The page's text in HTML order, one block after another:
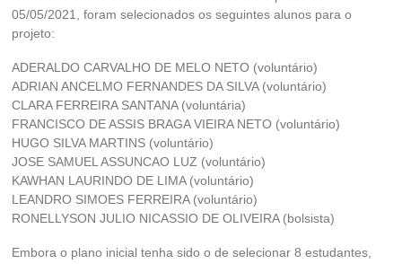
05/05/2021, foram selecionados os seguintes alunos para o
projeto:
ADERALDO CARVALHO DE MELO NETO (voluntário)
ADRIAN ANCELMO FERNANDES DA SILVA (voluntário)
CLARA FERREIRA SANTANA (voluntária)
FRANCISCO DE ASSIS BRAGA VIEIRA NETO (voluntário)
HUGO SILVA MARTINS (voluntário)
JOSE SAMUEL ASSUNCAO LUZ (voluntário)
KAWHAN LAURINDO DE LIMA (voluntário)
LEANDRO SIMOES FERREIRA (voluntário)
RONELLYSON JULIO NICASSIO DE OLIVEIRA (bolsista)
Embora o plano inicial tenha sido o de selecionar 8 estudantes,